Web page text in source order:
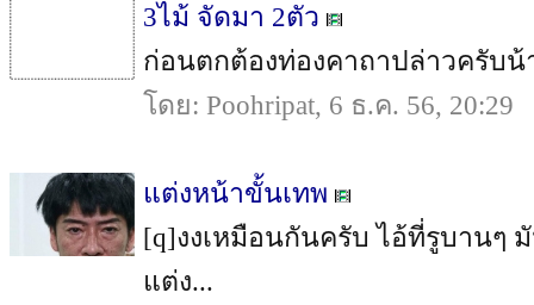
3ไม้ จัดมา 2ตัว
ก่อนตกต้องท่องคาถาปล่าวครับน้า
โดย: Poohripat, 6 ธ.ค. 56, 20:29
แต่งหน้าขั้นเทพ
[q]งงเหมือนกันครับ ไอ้ที่รูบานๆ มั
แต่ง...